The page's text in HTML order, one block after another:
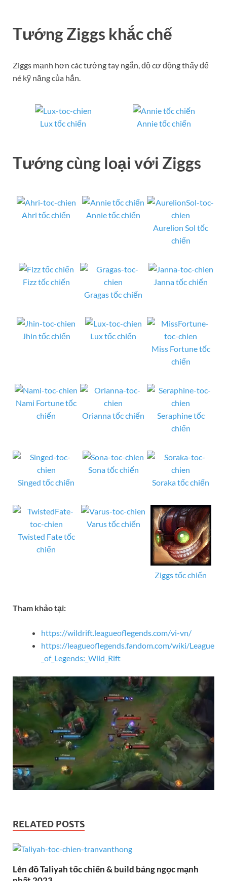
Tướng Ziggs khắc chế
Ziggs mạnh hơn các tướng tay ngắn, độ cơ động thấy để
né kỹ năng của hắn.
Lux tốc chiến Annie tốc chiến
Tướng cùng loại với Ziggs
Ahri tốc chiến
Annie tốc chiến
Aurelion Sol tốc
chiến
Fizz tốc chiến
Gragas tốc chiến
Janna tốc chiến
Jhin tốc chiến
Lux tốc chiến
Miss Fortune tốc
chiến
Nami Fortune tốc
chiến
Orianna tốc chiến
Seraphine tốc
chiến
Singed tốc chiến
Sona tốc chiến
Soraka tốc chiến
Twisted Fate tốc
chiến
Varus tốc chiến
Ziggs tốc chiến
Tham khảo tại:
https://wildrift.leagueoflegends.com/vi-vn/
https://leagueoflegends.fandom.com/wiki/League
_of_Legends:_Wild_Rift
RELATED POSTS
Lên đồ Taliyah tốc chiến & build bảng ngọc mạnh